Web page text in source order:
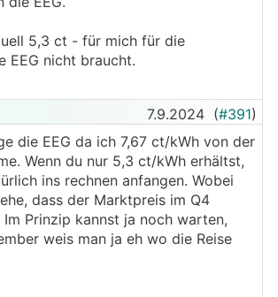
5,3 ct - für mich für die
EEG nicht braucht.
7.9.2024 (#391)
die EEG da ich 7,67 ct/kWh von der
Wenn du nur 5,3 ct/kWh erhältst,
ins rechnen anfangen. Wobei
dass der Marktpreis im Q4
Prinzip kannst ja noch warten,
weis man ja eh wo die Reise